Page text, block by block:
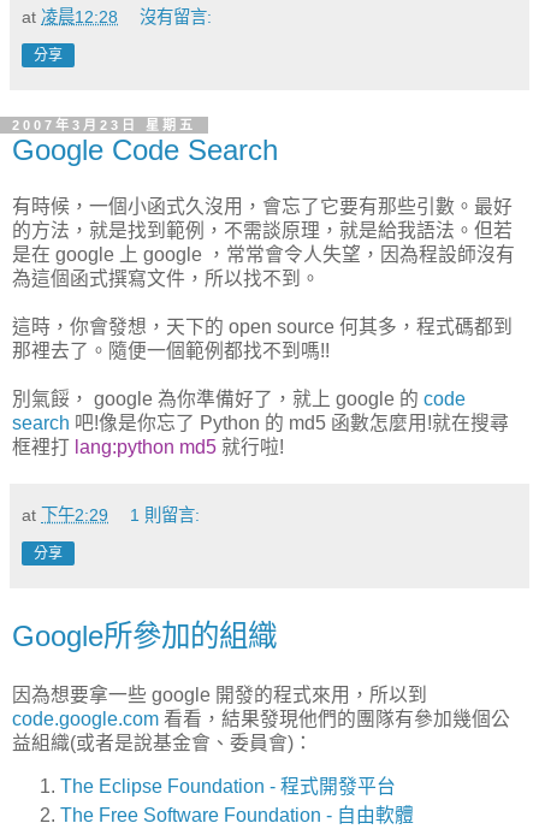
at 凌晨12:28 沒有留言:
分享
2007年3月23日 星期五
Google Code Search
有時候，一個小函式久沒用，會忘了它要有那些引數。最好
的方法，就是找到範例，不需談原理，就是給我語法。但若
是在 google 上 google ，常常會令人失望，因為程設師沒有
為這個函式撰寫文件，所以找不到。
這時，你會發想，天下的 open source 何其多，程式碼都到
那裡去了。隨便一個範例都找不到嗎!!
別氣餒， google 為你準備好了，就上 google 的 code
search 吧!像是你忘了 Python 的 md5 函數怎麼用!就在搜尋
框裡打 lang:python md5 就行啦!
at 下午2:29 1 則留言:
分享
Google所參加的組織
因為想要拿一些 google 開發的程式來用，所以到
code.google.com 看看，結果發現他們的團隊有參加幾個公
益組織(或者是說基金會、委員會)：
The Eclipse Foundation - 程式開發平台
The Free Software Foundation - 自由軟體